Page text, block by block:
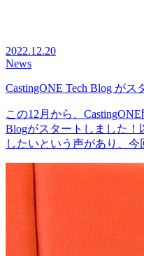
2022.12.20
News
CastingONE Tech Blog がス
この12月から、
Blogがスタートしました！
したいという声があり、今